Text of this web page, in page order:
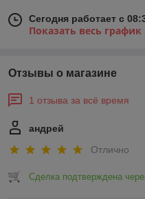
Сегодня работает с
Показать весь
Отзывы о магазине
1 отзыва за всё время
андрей
Отлично
Сделка подтверждена